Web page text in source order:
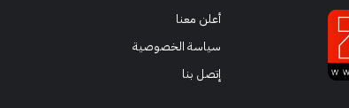
أعلن معنا
سياسة الخصوصية
إتصل بنا